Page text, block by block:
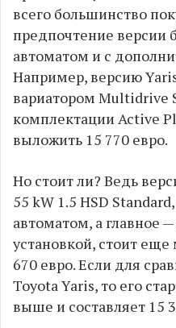
всего большинство
предпочтение версии
автоматом и с
Например, версию
вариатором Multidrive
комплектации Active
выложить 15 770 евро.
Но стоит ли? Ведь
55 kW 1.5 HSD
автоматом, а главное
установкой, стоит
670 евро. Если для
Toyota Yaris, то его
выше и составляет 15